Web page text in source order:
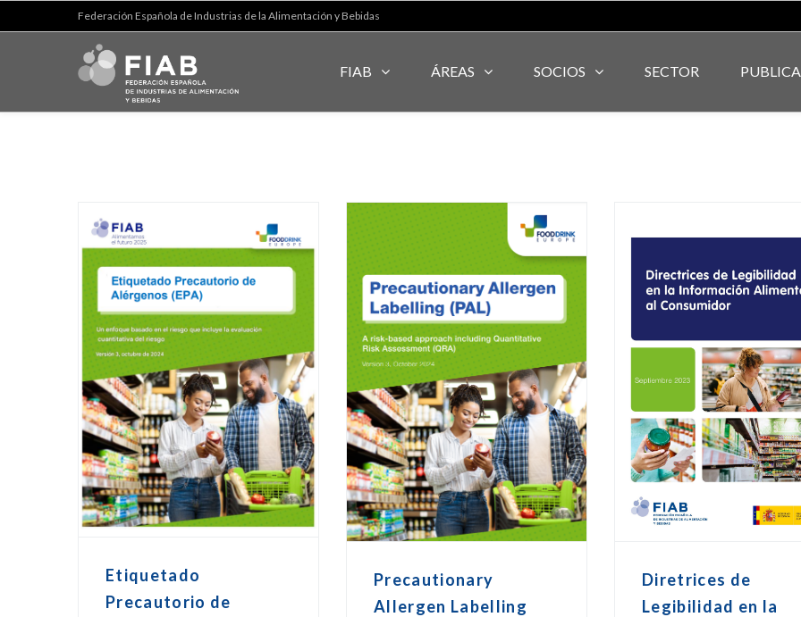
Federación Española de Industrias de la Alimentación y Bebidas
FIAB ÁREAS SOCIOS SECTOR
Etiquetado
Precautorio de
Precautionary
Allergen Labelling
Diretrices de
Legibilidad en la